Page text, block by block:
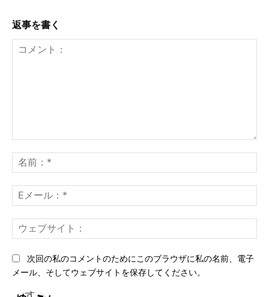
返事を書く
ン
ト：
前
*
メ
ー
*ェ
次回の私のコメントのためにこのブラウザに私の名前、電子
メール、そしてウェブサイトを保存してください。